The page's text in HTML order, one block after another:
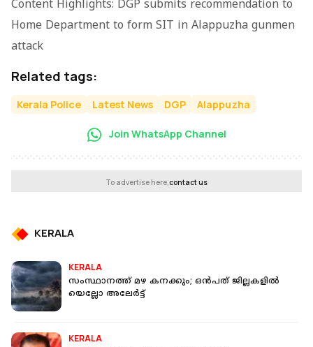
Content Highlights: DGP submits recommendation to
Home Department to form SIT in Alappuzha gunmen
attack
Related tags:
Kerala Police Latest News DGP Alappuzha
Join WhatsApp Channel
To advertise here,contact us
KERALA
KERALA
സംസ്ഥാനത്ത് മഴ കനക്കും; ഒൻപത് ജില്ലകളിൽ
യെല്ലോ അലേർട്ട്
KERALA